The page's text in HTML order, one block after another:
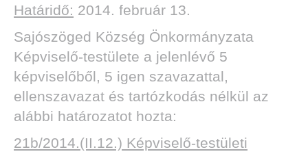
Határidő: 2014. február 13.
Sajószöged Község Önkormányzata
Képviselő-testülete a jelenlévő 5
képviselőből, 5 igen szavazattal,
ellenszavazat és tartózkodás nélkül az
alábbi határozatot hozta:
21b/2014.(II.12.) Képviselő-testületi